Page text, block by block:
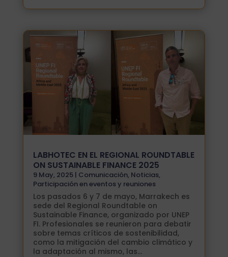
LABHOTEC EN EL REGIONAL ROUNDTABLE
ON SUSTAINABLE FINANCE 2025
9 May, 2025| Comunicación, Noticias,
Participación en eventos y reuniones
Los pasados 6 y 7 de mayo, Marrakech es
sede del Regional Roundtable on
Sustainable Finance, organizado por UNEP
FI. Profesionales se reunieron para debatir
sobre temas críticos de sostenibilidad,
como la mitigación del cambio climático y
la adaptación al mismo, las...